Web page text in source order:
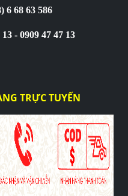
6 68 63 586
- 0909 47 47 13
TRỰC TUYẾN